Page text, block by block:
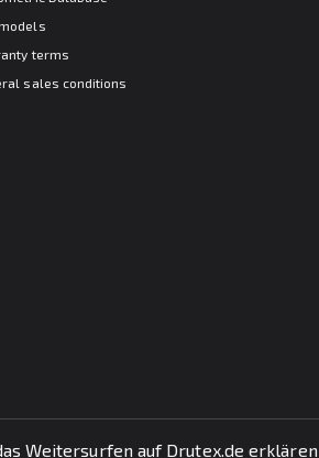
Weitersurfen auf Drutex.de erklären
models
terms
sales conditions